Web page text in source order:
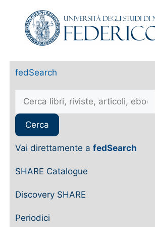
fedSearch
Vai direttamente a fedSearch
SHARE Catalogue
Discovery SHARE
Periodici